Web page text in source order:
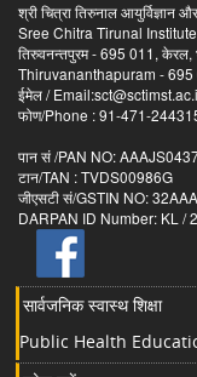
श्री चित्रा तिरुनाल आयुर्विज्ञान
Sree Chitra Tirunal
तिरुवनन्तपुरम - 695 011, केरल,
Thiruvananthapuram -
ईमेल /
फोण/Phone : 91-471-
पान सं /PAN NO:
टान/TAN : TVDS00986G
जीएसटी सं/GSTIN NO:
DARPAN ID Number: KL /
सार्वजनिक स्वास्थ शिक्षा
Public Health